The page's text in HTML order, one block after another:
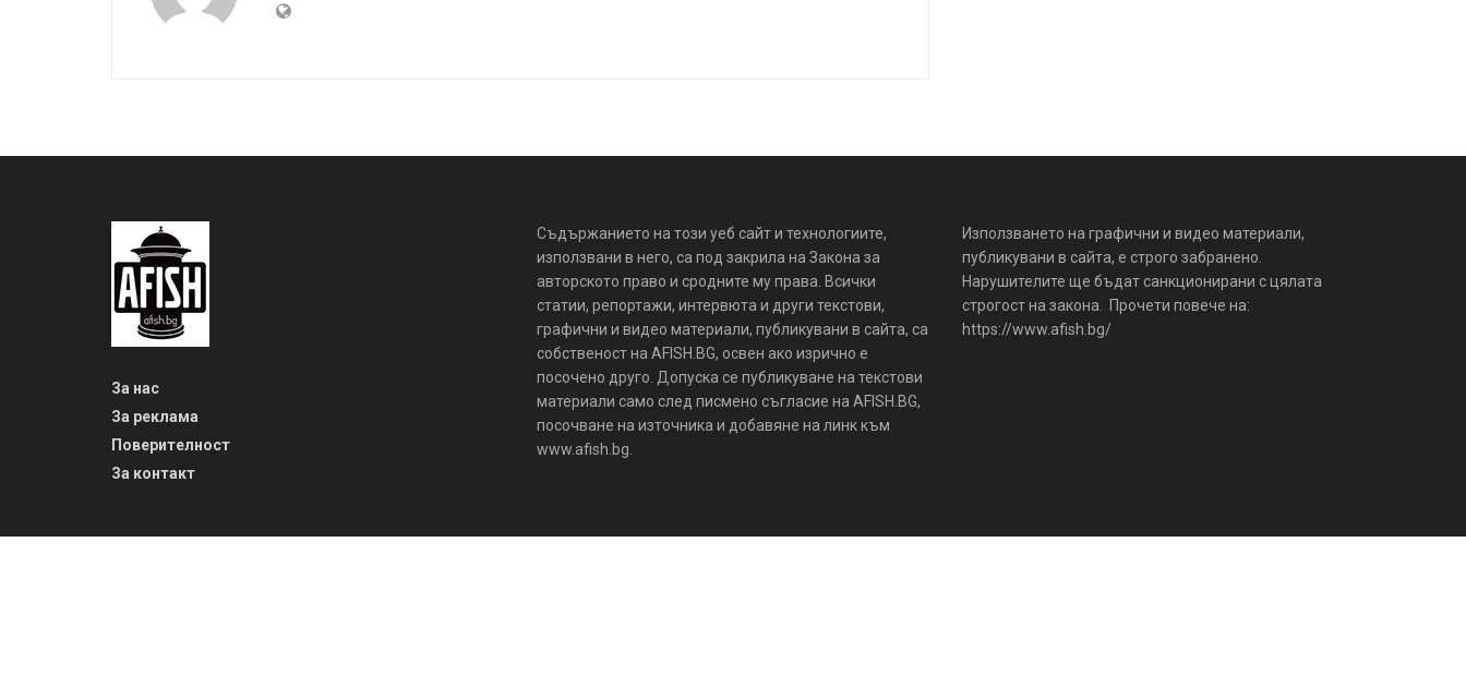
За нас
За реклама
Поверителност
За контакт
Съдържанието на този уеб сайт и технологиите,
използвани в него, са под закрила на Закона за
авторското право и сродните му права. Всички
статии, репортажи, интервюта и други текстови,
графични и видео материали, публикувани в сайта, са
собственост на AFISH.BG, освен ако изрично е
посочено друго. Допуска се публикуване на текстови
материали само след писмено съгласие на AFISH.BG,
посочване на източника и добавяне на линк към
www.afish.bg.
Използването на графични и видео материали,
публикувани в сайта, е строго забранено.
Нарушителите ще бъдат санкционирани с цялата
строгост на закона. Прочети повече на:
https://www.afish.bg/